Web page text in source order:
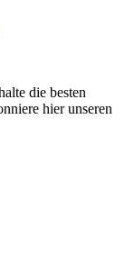
die besten
hier unseren